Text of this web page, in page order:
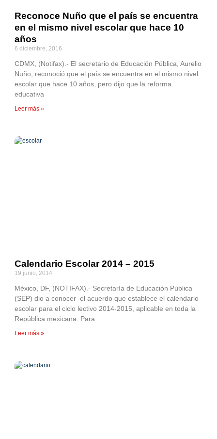
Reconoce Nuño que el país se encuentra
en el mismo nivel escolar que hace 10
años
6 diciembre, 2016
CDMX, (Notifax).- El secretario de Educación Pública, Aurelio
Nuño, reconoció que el país se encuentra en el mismo nivel
escolar que hace 10 años, pero dijo que la reforma
educativa
Leer más »
Calendario Escolar 2014 – 2015
19 junio, 2014
México, DF, (NOTIFAX).- Secretaría de Educación Pública
(SEP) dio a conocer el acuerdo que establece el calendario
escolar para el ciclo lectivo 2014-2015, aplicable en toda la
República mexicana. Para
Leer más »